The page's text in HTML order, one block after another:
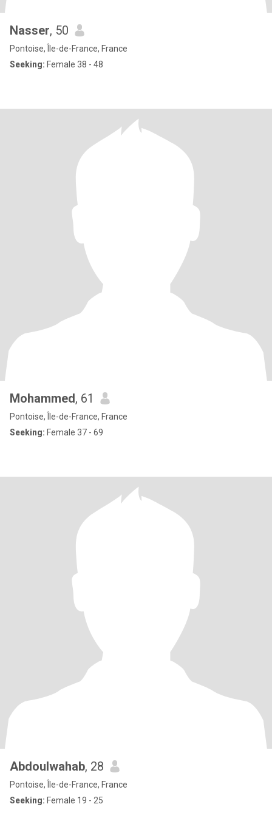
Nasser, 50
Pontoise, Île-de-France, France
Seeking: Female 38 - 48
Mohammed, 61
Pontoise, Île-de-France, France
Seeking: Female 37 - 69
Abdoulwahab, 28
Pontoise, Île-de-France, France
Seeking: Female 19 - 25